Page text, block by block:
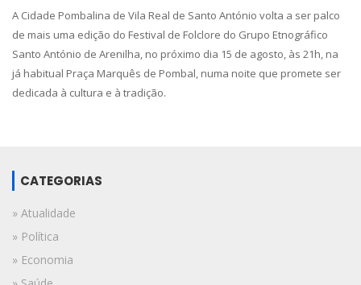
A Cidade Pombalina de Vila Real de Santo António volta a ser palco
de mais uma edição do Festival de Folclore do Grupo Etnográfico
Santo António de Arenilha, no próximo dia 15 de agosto, às 21h, na
já habitual Praça Marquês de Pombal, numa noite que promete ser
dedicada à cultura e à tradição.
CATEGORIAS
» Atualidade
» Política
» Economia